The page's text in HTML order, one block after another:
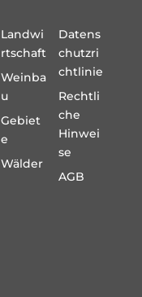
Landwi
rtschaft
Weinba
u
Gebiet
e
Wälder
Datens
chutzri
chtlinie
Rechtli
che
Hinwei
se
AGB